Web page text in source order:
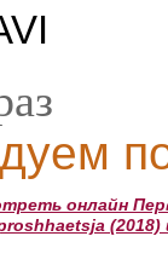
онлайн